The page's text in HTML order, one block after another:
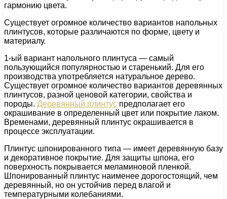
гармонию цвета.
Существует огромное количество вариантов напольных
плинтусов, которые различаются по форме, цвету и
материалу.
1-ый вариант напольного плинтуса — самый
пользующийся популярностью и старенький. Для его
производства употребляется натуральное дерево.
Существует огромное количество вариантов деревянных
плинтусов, разной ценовой категории, свойства и
породы. Деревянный плинтус предполагает его
окрашивание в определенный цвет или покрытие лаком.
Временами, деревянный плинтус окрашивается в
процессе эксплуатации.
Плинтус шпонированного типа — имеет деревянную базу
и декоративное покрытие. Для защиты шпона, его
поверхность покрывается меламиновой пленкой.
Шпонированный плинтус наименее дорогостоящий, чем
деревянный, но он устойчив перед влагой и
температурными колебаниями.